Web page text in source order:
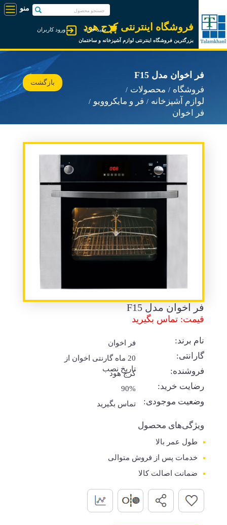
فروشگاه اینترنتی کرج هود
بزرگترین فروشگاه اینترنتی لوازم آشپزخانه و ساختمان
ورود کاربران سبد خرید
فر اخوان مدل F15
فروشگاه
محصولات
لوازم آشپزخانه
فر و مایکروویو
فر اخوان
بازگشت
فر اخوان مدل F15
قیمت: تماس بگیرید
نام برند: فر اخوان
گارانتی:
20 ماه گارنتی اخوان از
تاریخ نصب
فروشنده: کرج هود
رضایت خرید: 90%
وضعیت موجودی: تماس بگیرید
ویژگی‌های محصول
طول عمر بالا
خدمات پس از فروش متوالی
ضمانت اصالت کالا